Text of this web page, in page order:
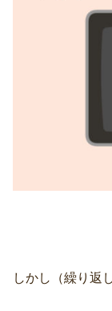
しかし（繰り返